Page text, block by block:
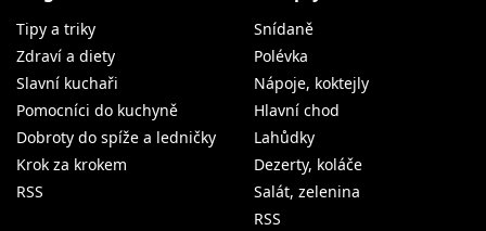
Tipy a triky
Zdraví a diety
Slavní kuchaři
Pomocníci do kuchyně
Dobroty do spíže a ledničky
Krok za krokem
RSS
Snídaně
Polévka
Nápoje, koktejly
Hlavní chod
Lahůdky
Dezerty, koláče
Salát, zelenina
RSS